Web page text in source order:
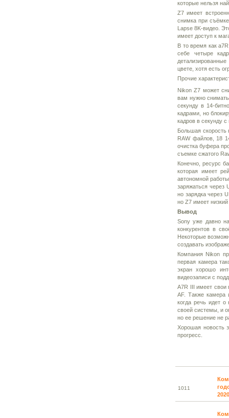
которые нельзя
Z7 имеет
снимка при
Lapse 8K-видео.
имеет доступ к
В то время как
себе четыре
цвете, хотя есть
Прочие
Nikon Z7 может
вам нужно
секунду в 14-
кадрами, но
кадров в секунду
Большая скорость
RAW файлов, 18
очистка буфера
съемке сжатого
Конечно, ресурс
которая имеет
автономной
заряжаться через
но зарядка через
но Z7 имеет низкий
Вывод
Sony уже давно
конкурентов в
Некоторые
создавать
Компания Nikon
первая камера
экран хорошо
видеозаписи с
A7R III имеет свои
AF. Также камера
когда речь идет
своей системы, и
но ее решение не
Хорошая новость
прогресс.
1011
2020